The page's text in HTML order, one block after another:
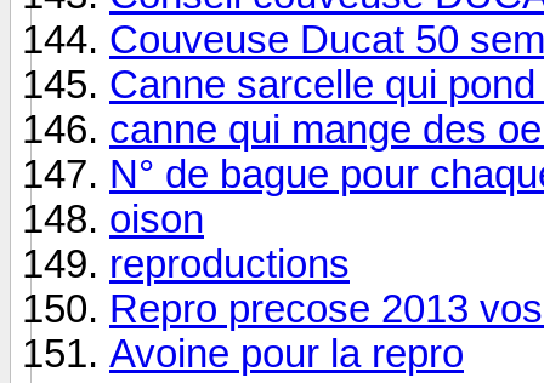
Couveuse Ducat 50
Canne sarcelle qui
canne qui mange des
N° de bague pour
oison
reproductions
Repro precose 2013
Avoine pour la repro